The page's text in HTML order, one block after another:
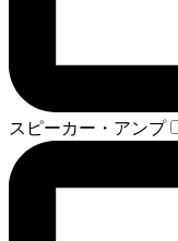
スピーカー・アンプ